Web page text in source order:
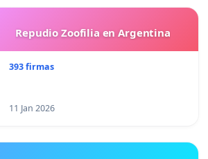
Repudio Zoofilia en Argentina
393 firmas
11 Jan 2026